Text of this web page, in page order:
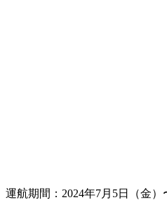
運航期間：2024年7月5日（金）